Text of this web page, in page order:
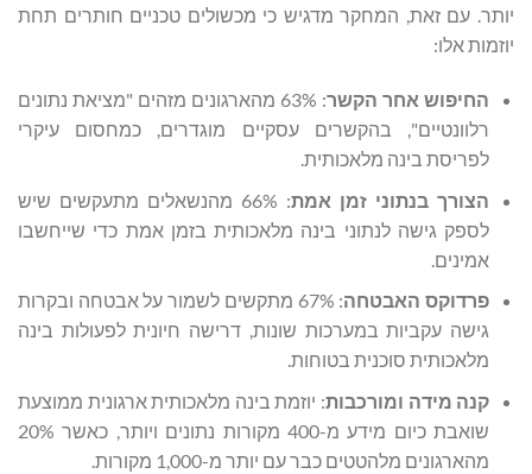
יותר. עם זאת, המחקר מדגיש כי מכשולים טכניים חותרים תחת
יוזמות אלו:
החיפוש אחר הקשר
: 63% מהארגונים מזהים "מציאת נתונים
רלוונטיים", בהקשרים עסקיים מוגדרים, כמחסום עיקרי
לפריסת בינה מלאכותית.
הצורך בנתוני זמן אמת
: 66% מהנשאלים מתעקשים שיש
לספק גישה לנתוני בינה מלאכותית בזמן אמת כדי שייחשבו
אמינים.
פרדוקס האבטחה
: 67% מתקשים לשמור על אבטחה ובקרות
גישה עקביות במערכות שונות, דרישה חיונית לפעולות בינה
מלאכותית סוכנית בטוחות.
קנה מידה ומורכבות: יוזמת בינה מלאכותית ארגונית ממוצעת
שואבת כיום מידע מ-400 מקורות נתונים ויותר, כאשר 20%
מהארגונים מלהטטים כבר עם יותר מ-1,000 מקורות.